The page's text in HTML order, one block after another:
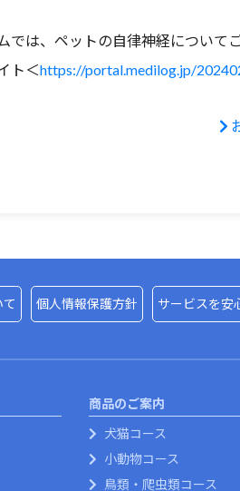
では、ペットの自律神経についてご
ト＜https://portal.medilog.jp/
個人情報保護方針 サービスを安
商品のご案内
犬猫コース
小動物コース
鳥類・爬虫類コース